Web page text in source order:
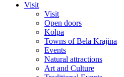
Visit
Visit
Open doors
Kolpa
Towns of Bela Krajina
Events
Natural attractions
Art and Culture